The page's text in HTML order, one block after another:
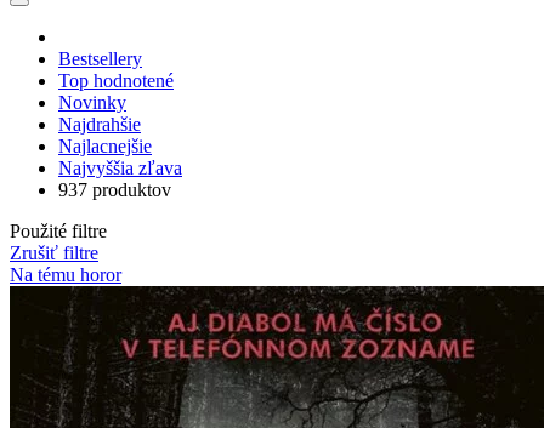
Bestsellery
Top hodnotené
Novinky
Najdrahšie
Najlacnejšie
Najvyššia zľava
937 produktov
Použité filtre
Zrušiť filtre
Na tému horor